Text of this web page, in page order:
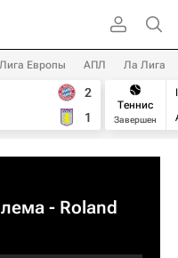
Лига Европы АПЛ Ла Лига
2
1
Теннис
Завершен
- Roland